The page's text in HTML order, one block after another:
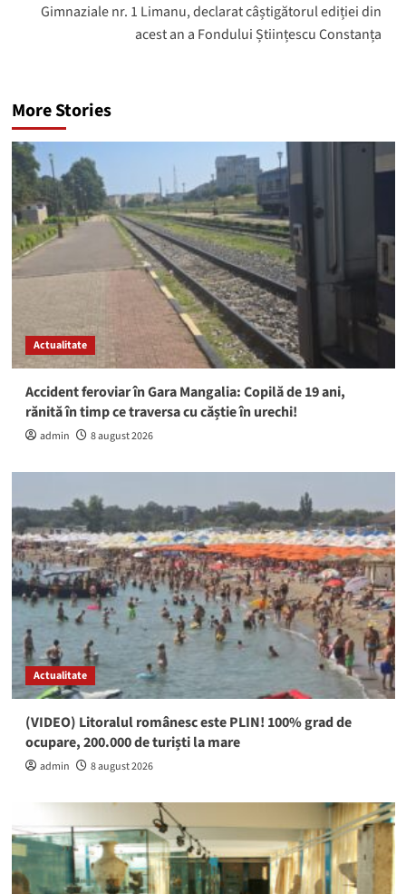
Gimnaziale nr. 1 Limanu, declarat câștigătorul ediției din
acest an a Fondului Științescu Constanța
More Stories
Actualitate
Accident feroviar în Gara Mangalia: Copilă de 19 ani,
rănită în timp ce traversa cu căștie în urechi!
admin 8 august 2026
Actualitate
(VIDEO) Litoralul românesc este PLIN! 100% grad de
ocupare, 200.000 de turiști la mare
admin 8 august 2026